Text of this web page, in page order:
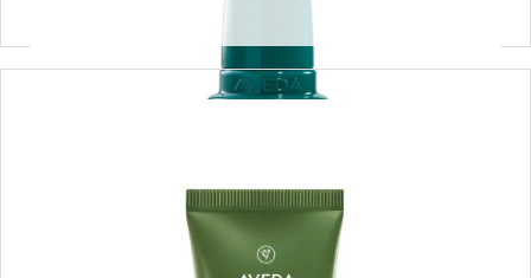
Dowiedz się więcej